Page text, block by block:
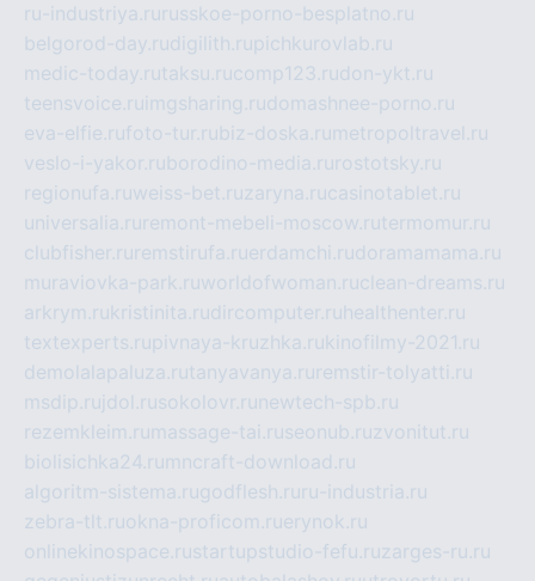
ru-industriya.ru russkoe-porno-besplatno.ru
belgorod-day.rudigilith.rupichkurovlab.ru
medic-today.rutaksu.rucomp123.rudon-ykt.ru
teensvoice.ru imgsharing.rudomashnee-porno.ru
eva-elfie.rufoto-tur.rubiz-doska.ru metropoltravel.ru
veslo-i-yakor.ruborodino-media.ru rostotsky.ru
regionufa.ruweiss-bet.ruzaryna.rucasinotablet.ru
universalia.ru remont-mebeli-moscow.rutermomur.ru
clubfisher.ru remstirufa.ruerdamchi.rudoramamama.ru
muraviovka-park.ruworldofwoman.ruclean-dreams.ru
arkrym.rukristinita.rudircomputer.ru healthenter.ru
textexperts.rupivnaya-kruzhka.rukinofilmy-2021.ru
demolalapaluza.rutanyavanya.ru remstir-tolyatti.ru
msdip.ru jdol.rusokolovr.ru newtech-spb.ru
rezemkleim.ru massage-tai.ruseonub.ruzvonitut.ru
biolisichka24.ru mncraft-download.ru
algoritm-sistema.rugodflesh.ru ru-industria.ru
zebra-tlt.ruokna-proficom.ruerynok.ru
onlinekinospace.rustartupstudio-fefu.ruzarges-ru.ru